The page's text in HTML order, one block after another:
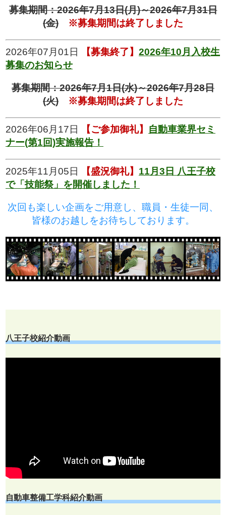
募集期間：2026年7月13日(月)～2026年7月31日
(金)
※募集期間は終了しました
2026年07月01日 【募集終了】 2026年10月入校生
募集のお知らせ
募集期間：2026年7月1日(水)～2026年7月28日
(火)
※募集期間は終了しました
2026年06月17日 【ご参加御礼】 自動車業界セミ
ナー(第1回)実施報告！
2025年11月05日 【盛況御礼】 11月3日 八王子校
で「技能祭」を開催しました！
次回も楽しい企画をご用意し、職員・生徒一同、
皆様のお越しをお待ちしております。
八王子校紹介動画
自動車整備工学科紹介動画